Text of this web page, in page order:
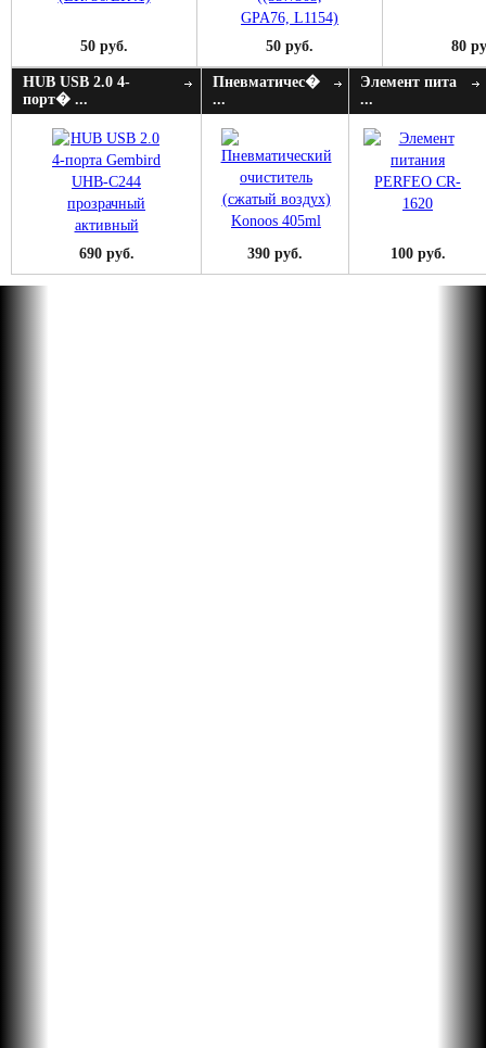
50 руб. 50 руб. 80
HUB USB 2.0 4-
порт� ...
690 руб.
Пневматичес�
...
390 руб.
Элемент пита
...
100 руб.